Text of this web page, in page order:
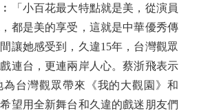
「小百花最大特點就是美，從演員
都是美的享受，這就是中華優秀傳
讓她感受到，久違15年，台灣觀眾
連台，更連兩岸人心。蔡浙飛表示
為台灣觀眾帶來《我的大觀園》和
望用全新舞台和久違的戲迷朋友們